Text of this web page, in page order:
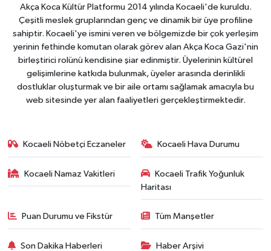
Akça Koca Kültür Platformu 2014 yılında Kocaeli'de kuruldu.
Çeşitli meslek gruplarından genç ve dinamik bir üye profiline
sahiptir. Kocaeli'ye ismini veren ve bölgemizde bir çok yerleşim
yerinin fethinde komutan olarak görev alan Akça Koca Gazi'nin
birleştirici rolünü kendisine şiar edinmiştir. Üyelerinin kültürel
gelişimlerine katkıda bulunmak, üyeler arasında derinlikli
dostluklar oluşturmak ve bir aile ortamı sağlamak amacıyla bu
web sitesinde yer alan faaliyetleri gerçekleştirmektedir.
Kocaeli Nöbetçi Eczaneler Kocaeli Hava Durumu
Kocaeli Namaz Vakitleri
Kocaeli Trafik Yoğunluk
Haritası
Puan Durumu ve Fikstür Tüm Manşetler
Son Dakika Haberleri Haber Arşivi